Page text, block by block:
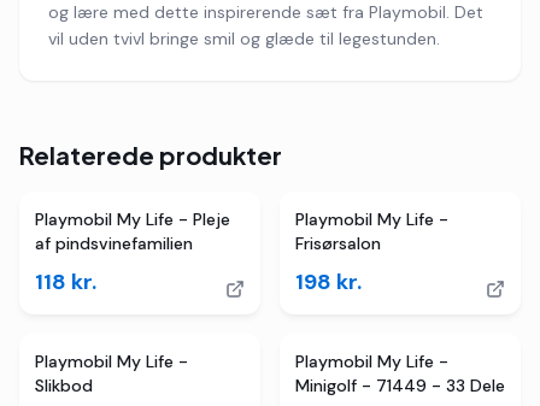
og lære med dette inspirerende sæt fra Playmobil. Det
vil uden tvivl bringe smil og glæde til legestunden.
Relaterede produkter
Playmobil My Life - Pleje
af pindsvinefamilien
118 kr.
Playmobil My Life -
Frisørsalon
198 kr.
Playmobil My Life -
Slikbod
Playmobil My Life -
Minigolf - 71449 - 33 Dele